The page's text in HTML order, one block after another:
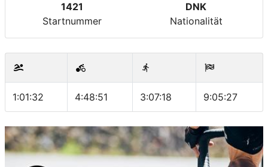
1421
Startnummer
DNK
Nationalität
1:01:32 4:48:51 3:07:18 9:05:27